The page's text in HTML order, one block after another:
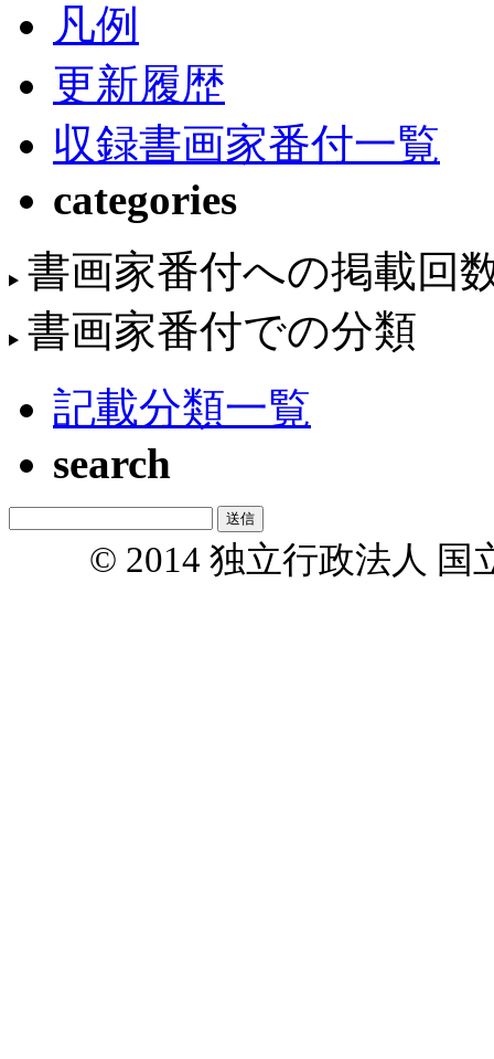
凡例
更新履歴
収録書画家番付一覧
categories
書画家番付への掲載回
書画家番付での分類
記載分類一覧
search
© 2014 独立行政法人 国